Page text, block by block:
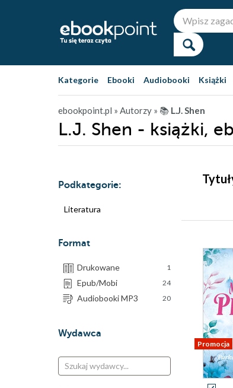
Kategorie Ebooki Audiobooki Książki
ebookpoint.pl » Autorzy » 📚 L.J. Shen
L.J. Shen - książki,
Podkategorie:
Literatura
Format
Drukowane 1
Epub/Mobi 24
Audiobooki MP3 20
Wydawca
Promocja